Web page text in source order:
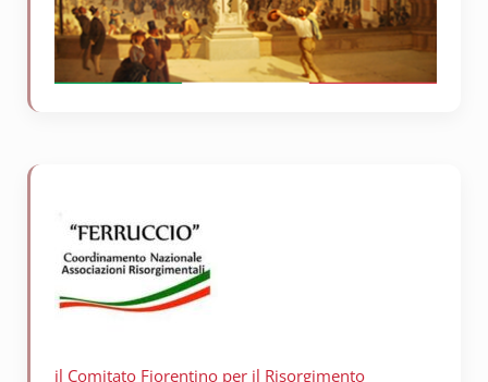
il Comitato Fiorentino per il Risorgimento